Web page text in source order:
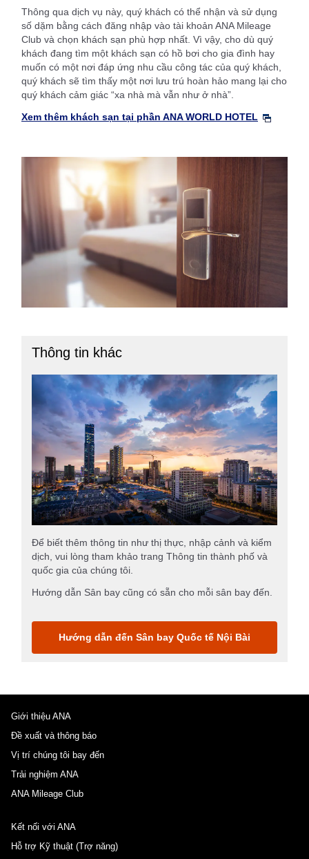
Thông qua dịch vụ này, quý khách có thể nhận và sử dụng
số dặm bằng cách đăng nhập vào tài khoản ANA Mileage
Club và chọn khách sạn phù hợp nhất. Vì vậy, cho dù quý
khách đang tìm một khách sạn có hồ bơi cho gia đình hay
muốn có một nơi đáp ứng nhu cầu công tác của quý khách,
quý khách sẽ tìm thấy một nơi lưu trú hoàn hảo mang lại cho
quý khách cảm giác “xa nhà mà vẫn như ở nhà”.
Xem thêm khách sạn tại phần ANA WORLD HOTEL
Thông tin khác
Để biết thêm thông tin như thị thực, nhập cảnh và kiểm
dịch, vui lòng tham khảo trang Thông tin thành phố và
quốc gia của chúng tôi.
Hướng dẫn Sân bay cũng có sẵn cho mỗi sân bay đến.
Hướng dẫn đến Sân bay Quốc tế Nội Bài
Giới thiệu ANA
Đề xuất và thông báo
Vị trí chúng tôi bay đến
Trải nghiệm ANA
ANA Mileage Club
Kết nối với ANA
Hỗ trợ Kỹ thuật (Trợ năng)